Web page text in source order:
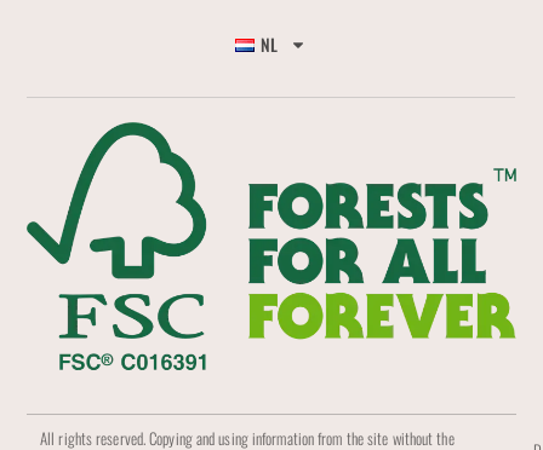
NL
All rights reserved. Copying and using information from the site without the